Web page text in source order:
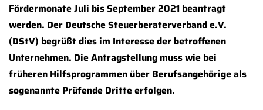
Fördermonate Juli bis September 2021 beantragt
werden. Der Deutsche Steuerberaterverband e.V.
(DStV) begrüßt dies im Interesse der betroffenen
Unternehmen. Die Antragstellung muss wie bei
früheren Hilfsprogrammen über Berufsangehörige als
sogenannte Prüfende Dritte erfolgen.